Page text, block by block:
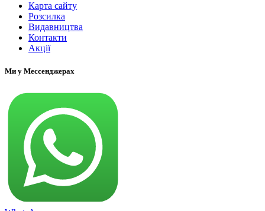
Карта сайту
Розсилка
Видавництва
Контакти
Акції
Ми у Мессенджерах